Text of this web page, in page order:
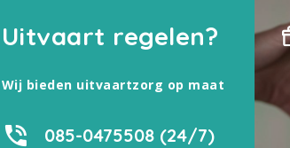
Uitvaart regelen?
Wij bieden uitvaartzorg op maat
085-0475508 (24/7)